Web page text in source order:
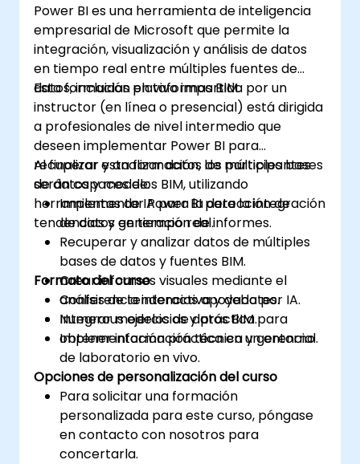
Power BI es una herramienta de inteligencia
empresarial de Microsoft que permite la
integración, visualización y análisis de datos
en tiempo real entre múltiples fuentes de
datos, incluidas plataformas BIM.
Esta formación en vivo impartida por un
instructor (en línea o presencial) está dirigida
a profesionales de nivel intermedio que
deseen implementar Power BI para
recuperar y analizar datos de múltiples bases
de datos y modelos BIM, utilizando
herramientas de IA para la detección de
tendencias y generación de informes.
Al finalizar esta formación, los participantes
serán capaces de:
Implementar Power BI para la integración
de datos en tiempo real.
Recuperar y analizar datos de múltiples
bases de datos y fuentes BIM.
Crear informes visuales mediante el
análisis de tendencias apoyado por IA.
Integrar modelos de datos BIM para
obtener información técnica y gerencial.
Formato del curso
Conferencia interactiva y debates.
Numerous ejercicios y práctica.
Implementación práctica en un entorno
de laboratorio en vivo.
Opciones de personalización del curso
Para solicitar una formación
personalizada para este curso, póngase
en contacto con nosotros para
concertarla.